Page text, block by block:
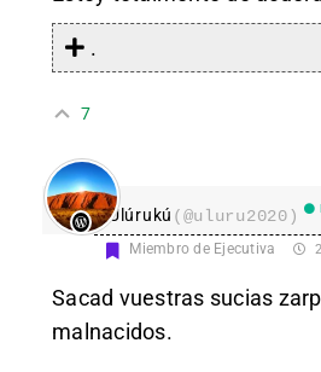
.
7
Ulúrukú (@uluru2020)
Miembro de Ejecutiva
Sacad vuestras sucias
malnacidos.